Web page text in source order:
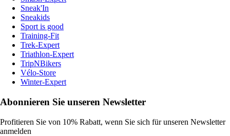
Sneak'In
Sneakids
Sport is good
Training-Fit
Trek-Expert
Triathlon-Expert
TripNBikers
Vélo-Store
Winter-Expert
Abonnieren Sie unseren Newsletter
Profitieren Sie von 10% Rabatt, wenn Sie sich für unseren Newsletter
anmelden